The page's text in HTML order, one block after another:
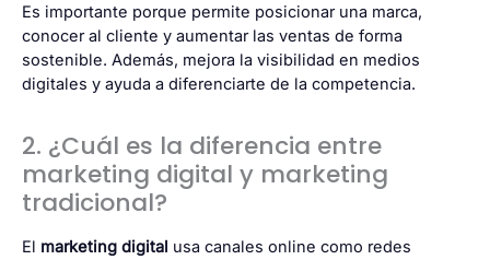
Es importante porque permite posicionar una marca,
conocer al cliente y aumentar las ventas de forma
sostenible. Además, mejora la visibilidad en medios
digitales y ayuda a diferenciarte de la competencia.
2. ¿Cuál es la diferencia entre
marketing digital y marketing
tradicional?
El marketing digital usa canales online como redes